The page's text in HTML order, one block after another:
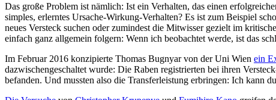
Das große Problem ist nämlich: Ist ein Verhalten, das einen
simples, erlerntes Ursache-Wirkung-Verhalten? Es ist zum Beispiel
neues Versteck suchen oder zumindest die Mitwisser gezielt im
einfach ganz allgemein folgern: Wenn ich beobachtet werde, ist das
Im Februar 2016 konzipierte Thomas Bugnyar von der Uni Wien ein
dazwischengeschaltet wurde: Die Raben registrierten bei ihren
befanden. Und mussten also die Transferleistung erbringen: Ich kann